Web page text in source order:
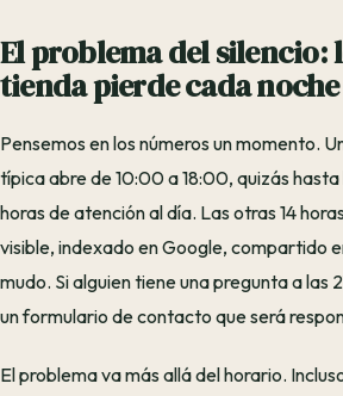
El problema del silencio:
tienda pierde cada noche
Pensemos en los números un momento.
típica abre de 10:00 a 18:00, quizás
horas de atención al día. Las otras 14
visible, indexado en Google, compartido
mudo. Si alguien tiene una pregunta a las
un formulario de contacto que será
El problema va más allá del horario.